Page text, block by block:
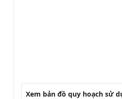
Xem bản đồ quy hoạch sử